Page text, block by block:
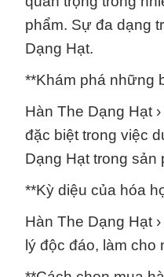
phẩm. Sự đa dạng
Dạng Hạt.
**Khám phá những
Hàn The Dạng Hạt
đặc biệt trong việc
Dạng Hạt trong
**Kỳ diệu của hóa
Hàn The Dạng Hạt
lý độc đáo, làm